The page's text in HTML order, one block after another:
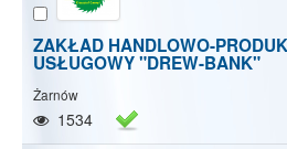
ZAKŁAD HANDLOWO-
USŁUGOWY "DREW-BANK"
Żarnów
1534